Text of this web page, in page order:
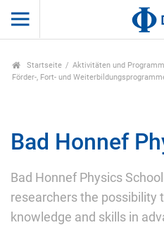
Startseite
Aktivitäten und
Förder-, Fort- und
Bad Honnef
Bad Honnef Physics
researchers the possibility
knowledge and skills in